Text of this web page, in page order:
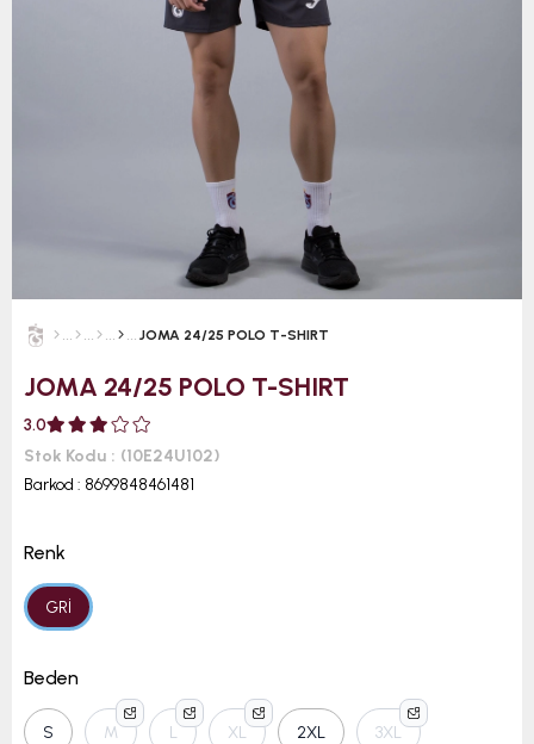
JOMA 24/25 POLO T-SHIRT
JOMA 24/25 POLO T-SHIRT
3.0
Stok Kodu
(10E24U102)
Barkod : 8699848461481
Renk
GRİ
Beden
S M L XL 2XL 3XL